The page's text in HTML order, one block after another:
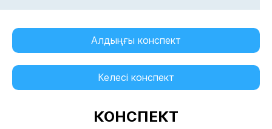
Алдыңғы конспект
Келесі конспект
КОНСПЕКТ